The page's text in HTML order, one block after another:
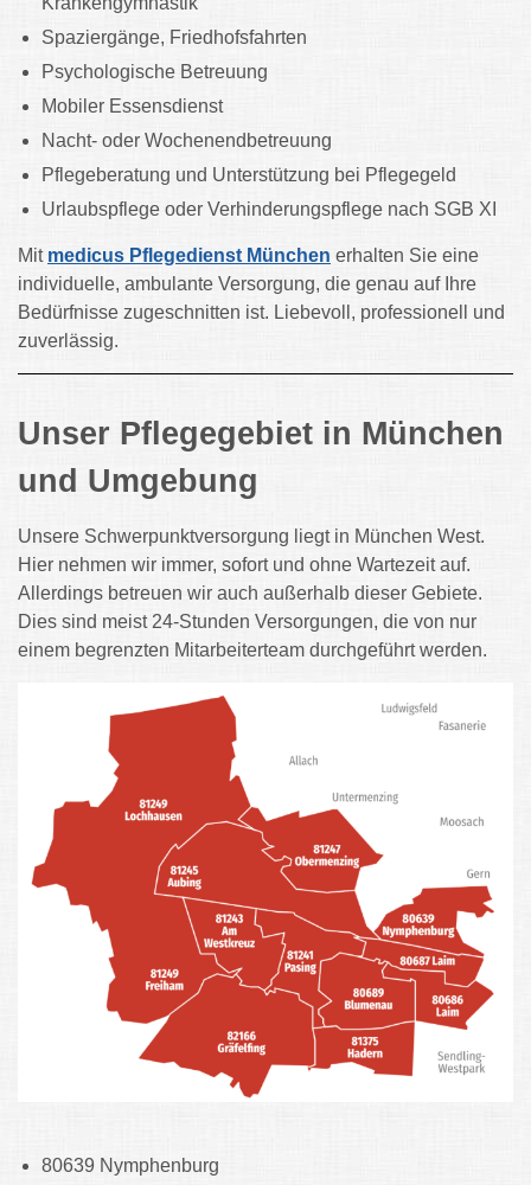
Spaziergänge, Friedhofsfahrten
Psychologische Betreuung
Mobiler Essensdienst
Nacht- oder Wochenendbetreuung
Pflegeberatung und Unterstützung bei Pflegegeld
Urlaubspflege oder Verhinderungspflege nach SGB XI
Mit medicus Pflegedienst München erhalten Sie eine
individuelle, ambulante Versorgung, die genau auf Ihre
Bedürfnisse zugeschnitten ist. Liebevoll, professionell und
zuverlässig.
Unser Pflegegebiet in München
und Umgebung
Unsere Schwerpunktversorgung liegt in München West.
Hier nehmen wir immer, sofort und ohne Wartezeit auf.
Allerdings betreuen wir auch außerhalb dieser Gebiete.
Dies sind meist 24-Stunden Versorgungen, die von nur
einem begrenzten Mitarbeiterteam durchgeführt werden.
80639 Nymphenburg